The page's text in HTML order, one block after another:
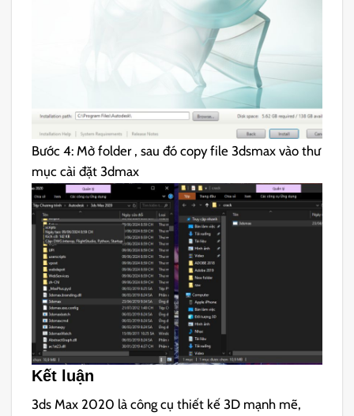
Bước 4: Mở folder , sau đó copy file 3dsmax vào thư
mục cài đặt 3dmax
Kết luận
3ds Max 2020 là công cụ thiết kế 3D mạnh mẽ,